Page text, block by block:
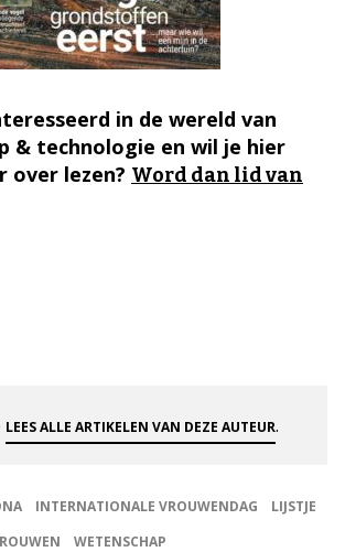
in de wereld van
& technologie en wil je hier
over lezen? Word dan lid van
LEES ALLE ARTIKELEN VAN DEZE AUTEUR.
INTERNATIONALE VROUWENDAG
LIJSTJE
WETENSCHAP